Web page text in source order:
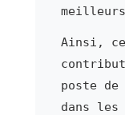
Ainsi,
poste de
dans les